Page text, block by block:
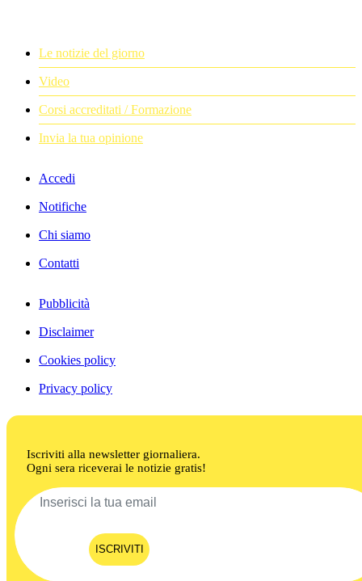
Le notizie del giorno
Video
Corsi accreditati / Formazione
Invia la tua opinione
Accedi
Notifiche
Chi siamo
Contatti
Pubblicità
Disclaimer
Cookies policy
Privacy policy
Iscriviti alla newsletter giornaliera.
Ogni sera riceverai le notizie gratis!
ISCRIVITI